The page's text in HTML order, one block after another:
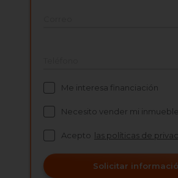
Me interesa financiación
Necesito vender mi
Acepto las políticas de
Solicitar